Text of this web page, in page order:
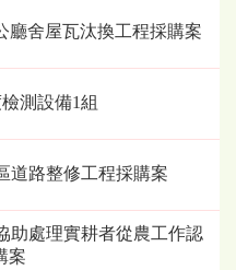
廳舍屋瓦汰換工程採購案
測設備1組
道路整修工程採購案
助處理實耕者從農工作認
案